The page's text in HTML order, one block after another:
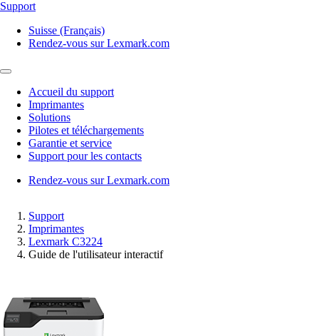
Support
Suisse (Français)
Rendez-vous sur Lexmark.com
Accueil du support
Imprimantes
Solutions
Pilotes et téléchargements
Garantie et service
Support pour les contacts
Rendez-vous sur Lexmark.com
Support
Imprimantes
Lexmark C3224
Guide de l'utilisateur interactif